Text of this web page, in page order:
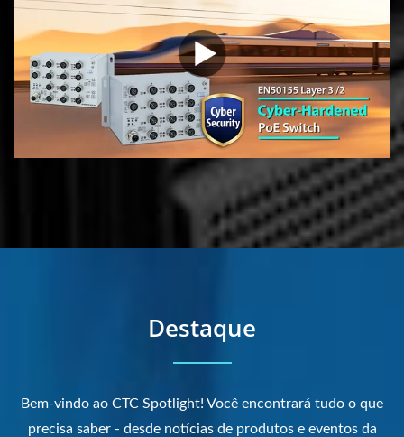
Destaque
Bem-vindo ao CTC Spotlight! Você encontrará tudo o que
precisa saber - desde notícias de produtos e eventos da